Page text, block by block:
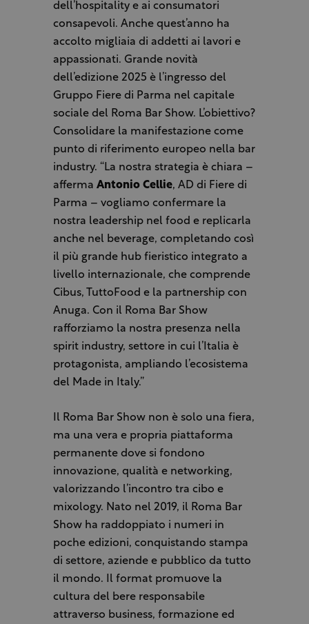
dell’hospitality e ai consumatori
consapevoli. Anche quest’anno ha
accolto migliaia di addetti ai lavori e
appassionati. Grande novità
dell’edizione 2025 è l’ingresso del
Gruppo Fiere di Parma nel capitale
sociale del Roma Bar Show. L’obiettivo?
Consolidare la manifestazione come
punto di riferimento europeo nella bar
industry. “La nostra strategia è chiara –
afferma Antonio Cellie, AD di Fiere di
Parma – vogliamo confermare la
nostra leadership nel food e replicarla
anche nel beverage, completando così
il più grande hub fieristico integrato a
livello internazionale, che comprende
Cibus, TuttoFood e la partnership con
Anuga. Con il Roma Bar Show
rafforziamo la nostra presenza nella
spirit industry, settore in cui l’Italia è
protagonista, ampliando l’ecosistema
del Made in Italy.”
Il Roma Bar Show non è solo una fiera,
ma una vera e propria piattaforma
permanente dove si fondono
innovazione, qualità e networking,
valorizzando l’incontro tra cibo e
mixology. Nato nel 2019, il Roma Bar
Show ha raddoppiato i numeri in
poche edizioni, conquistando stampa
di settore, aziende e pubblico da tutto
il mondo. Il format promuove la
cultura del bere responsabile
attraverso business, formazione ed